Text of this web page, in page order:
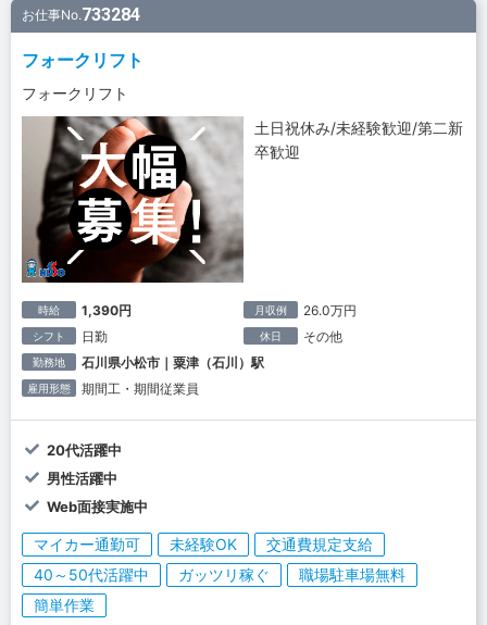
お仕事No.733284
フォークリフト
フォークリフト
土日祝休み/未経験歓迎/第二新
卒歓迎
時給 1,390円 月収例 26.0万円
シフト 日勤 休日 その他
勤務地 石川県小松市｜粟津（石川）駅
雇用形態 期間工・期間従業員
20代活躍中
男性活躍中
Web面接実施中
マイカー通勤可 未経験OK
交通費規定支給
40～50代活躍中
ガッツリ稼ぐ
職場駐車場無料
簡単作業